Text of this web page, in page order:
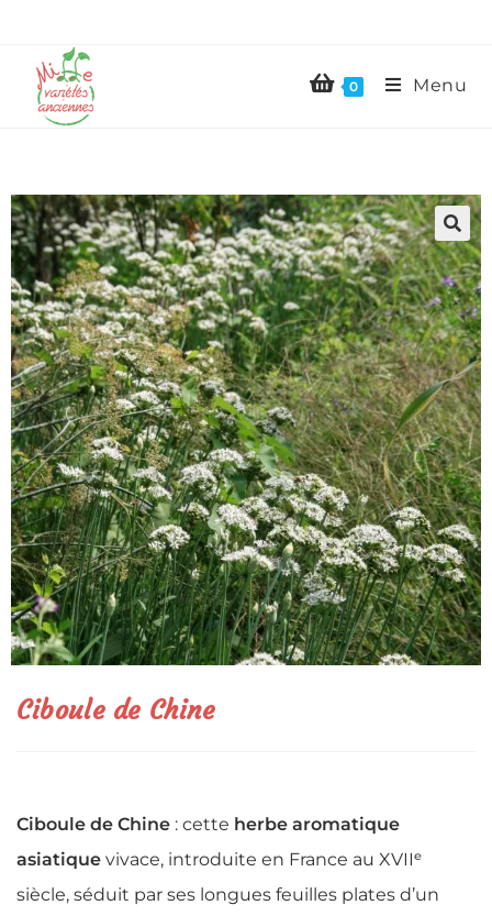
0 Menu
Ciboule de Chine
Ciboule de Chine : cette herbe aromatique
asiatique vivace, introduite en France au XVIIᵉ
siècle, séduit par ses longues feuilles plates d’un